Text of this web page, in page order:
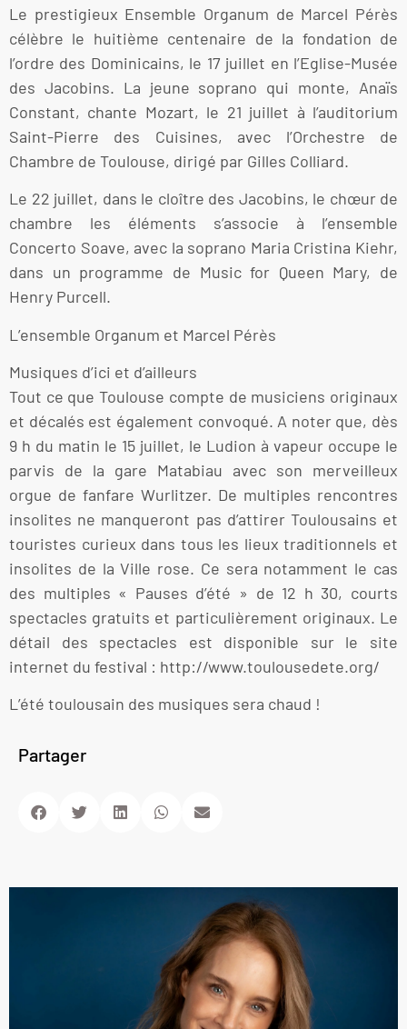
Le prestigieux Ensemble Organum de Marcel Pérès
célèbre le huitième centenaire de la fondation de
l’ordre des Dominicains, le 17 juillet en l’Eglise-Musée
des Jacobins. La jeune soprano qui monte, Anaïs
Constant, chante Mozart, le 21 juillet à l’auditorium
Saint-Pierre des Cuisines, avec l’Orchestre de
Chambre de Toulouse, dirigé par Gilles Colliard.
Le 22 juillet, dans le cloître des Jacobins, le chœur de
chambre les éléments s’associe à l’ensemble
Concerto Soave, avec la soprano Maria Cristina Kiehr,
dans un programme de Music for Queen Mary, de
Henry Purcell.
L’ensemble Organum et Marcel Pérès
Musiques d’ici et d’ailleurs
Tout ce que Toulouse compte de musiciens originaux
et décalés est également convoqué. A noter que, dès
9 h du matin le 15 juillet, le Ludion à vapeur occupe le
parvis de la gare Matabiau avec son merveilleux
orgue de fanfare Wurlitzer. De multiples rencontres
insolites ne manqueront pas d’attirer Toulousains et
touristes curieux dans tous les lieux traditionnels et
insolites de la Ville rose. Ce sera notamment le cas
des multiples « Pauses d’été » de 12 h 30, courts
spectacles gratuits et particulièrement originaux. Le
détail des spectacles est disponible sur le site
internet du festival : http://www.toulousedete.org/
L’été toulousain des musiques sera chaud !
Partager